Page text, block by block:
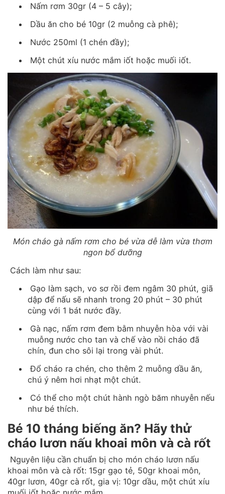
Nấm rơm 30gr (4 – 5 cây);
Dầu ăn cho bé 10gr (2 muỗng cà phê);
Nước 250ml (1 chén đầy);
Một chút xíu nước mắm iốt hoặc muối iốt.
Món cháo gà nấm rơm cho bé vừa dễ làm vừa thơm
ngon bổ dưỡng
Cách làm như sau:
Gạo làm sạch, vo sơ rồi đem ngâm 30 phút, giã
dập để nấu sẽ nhanh trong 20 phút – 30 phút
cùng với 1 bát nước đầy.
Gà nạc, nấm rơm đem bằm nhuyễn hòa với vài
muỗng nước cho tan và chế vào nồi cháo đã
chín, đun cho sôi lại trong vài phút.
Đổ cháo ra chén, cho thêm 2 muỗng dầu ăn,
chú ý nêm hơi nhạt một chút.
Có thể cho một chút hành ngò băm nhuyễn nếu
như bé thích.
Bé 10 tháng biếng ăn? Hãy thử
cháo lươn nấu khoai môn và cà rốt
Nguyên liệu cần chuẩn bị cho món cháo lươn nấu
khoai môn và cà rốt: 15gr gạo tẻ, 50gr khoai môn,
40gr lươn, 40gr cà rốt, gia vị: 10gr dầu, một chút xíu